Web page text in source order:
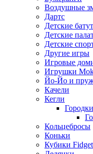
Воздушные
Дартс
Детские
Детские
Детские
Другие игры
Игровые
Игрушки
Йо-Йо и
Качели
Кегли
Городки
Кольцебросы
Коньки
Кубики